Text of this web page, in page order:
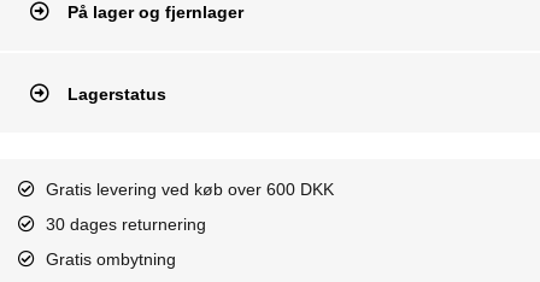
På lager og fjernlager
Lagerstatus
Gratis levering ved køb over 600 DKK
30 dages returnering
Gratis ombytning